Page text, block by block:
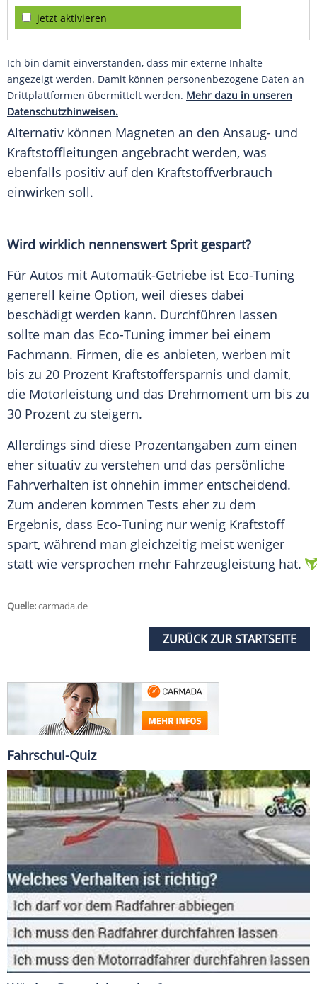
jetzt aktivieren
Ich bin damit einverstanden, dass mir externe Inhalte
angezeigt werden. Damit können personenbezogene Daten an
Drittplattformen übermittelt werden. Mehr dazu in unseren
Datenschutzhinweisen.
Alternativ können Magneten an den Ansaug- und
Kraftstoffleitungen angebracht werden, was
ebenfalls positiv auf den Kraftstoffverbrauch
einwirken soll.
Wird wirklich nennenswertSprit gespart?
Für Autos mit Automatik-Getriebe ist Eco-Tuning
generell keine Option, weil dieses dabei
beschädigt werden kann. Durchführen lassen
sollte man das Eco-Tuning immer bei einem
Fachmann. Firmen, die es anbieten, werben mit
bis zu 20 Prozent Kraftstoffersparnis und damit,
die Motorleistung und das Drehmoment um bis zu
30 Prozent zu steigern.
Allerdings sind diese Prozentangaben zum einen
eher situativ zu verstehen und das persönliche
Fahrverhalten ist ohnehin immer entscheidend.
Zum anderen kommen Tests eher zu dem
Ergebnis, dass Eco-Tuning nur wenig Kraftstoff
spart, während man gleichzeitig meist weniger
statt wie versprochen mehr Fahrzeugleistung hat.
Quelle:carmada.de
ZURÜCK ZUR STARTSEITE
Fahrschul-Quiz